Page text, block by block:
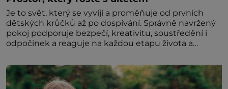
Je to svět, který se vyvíjí a proměňuje od prvních
dětských krůčků až po dospívání. Správně navržený
pokoj podporuje bezpečí, kreativitu, soustředění i
odpočinek a reaguje na každou etapu života a
jednoduchost, měkkost a bezpečí, proto by pokoj
miminka měl působit především klidně a útulně.
Předškolní věk je